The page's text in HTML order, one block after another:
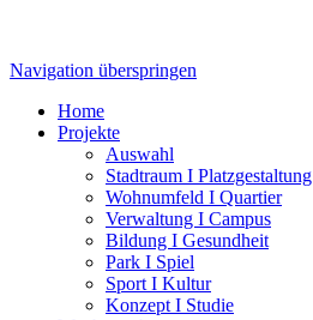
Navigation überspringen
Home
Projekte
Auswahl
Stadtraum I Platzgestaltung
Wohnumfeld I Quartier
Verwaltung I Campus
Bildung I Gesundheit
Park I Spiel
Sport I Kultur
Konzept I Studie